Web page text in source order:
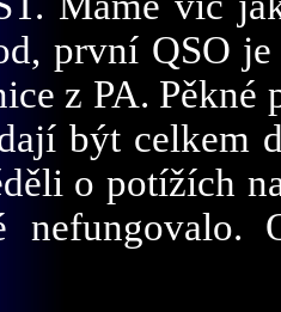
první QSO
z PA.
být celkem
o potížích